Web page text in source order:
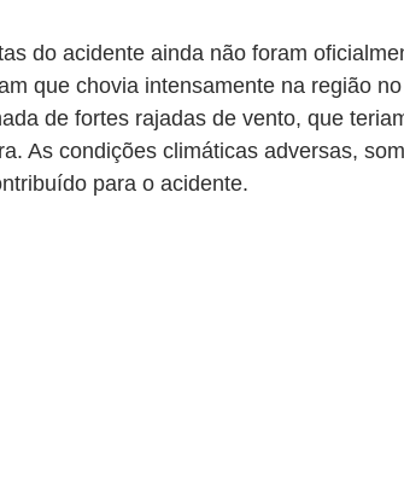
do acidente ainda não foram
que chovia intensamente na região
de fortes rajadas de vento, que
As condições climáticas adversas,
para o acidente.